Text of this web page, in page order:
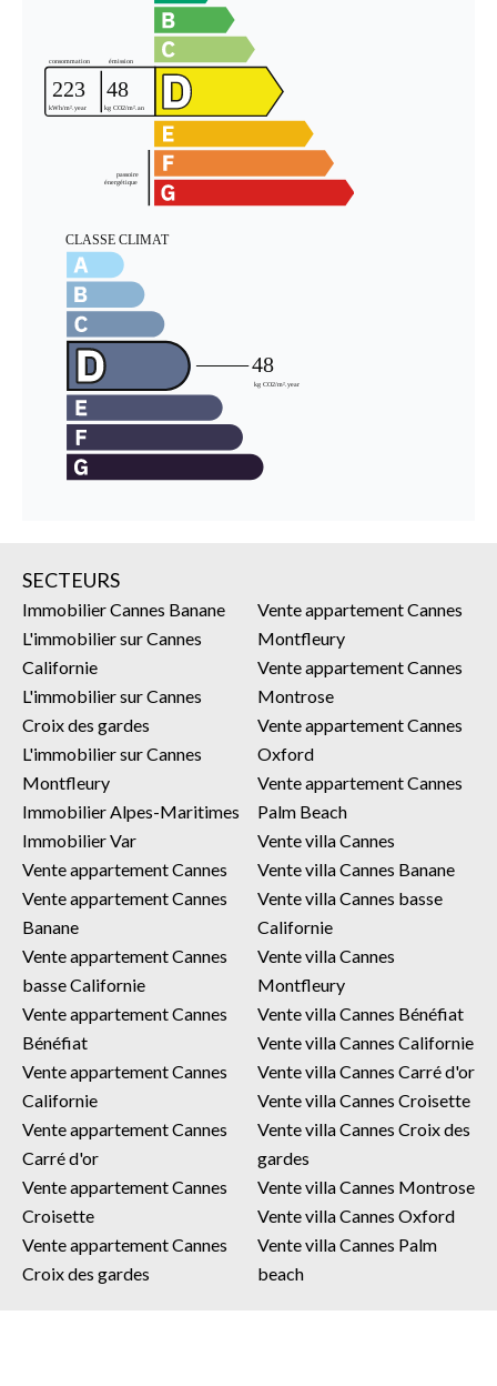
SECTEURS
Immobilier Cannes Banane
L'immobilier sur Cannes
Californie
L'immobilier sur Cannes
Croix des gardes
L'immobilier sur Cannes
Montfleury
Immobilier Alpes-Maritimes
Immobilier Var
Vente appartement Cannes
Vente appartement Cannes
Banane
Vente appartement Cannes
basse Californie
Vente appartement Cannes
Bénéfiat
Vente appartement Cannes
Californie
Vente appartement Cannes
Carré d'or
Vente appartement Cannes
Croisette
Vente appartement Cannes
Croix des gardes
Vente appartement Cannes
Montfleury
Vente appartement Cannes
Montrose
Vente appartement Cannes
Oxford
Vente appartement Cannes
Palm Beach
Vente villa Cannes
Vente villa Cannes Banane
Vente villa Cannes basse
Californie
Vente villa Cannes
Montfleury
Vente villa Cannes Bénéfiat
Vente villa Cannes Californie
Vente villa Cannes Carré d'or
Vente villa Cannes Croisette
Vente villa Cannes Croix des
gardes
Vente villa Cannes Montrose
Vente villa Cannes Oxford
Vente villa Cannes Palm
beach